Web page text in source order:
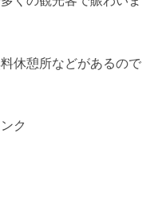
休憩所などがあるので
ク